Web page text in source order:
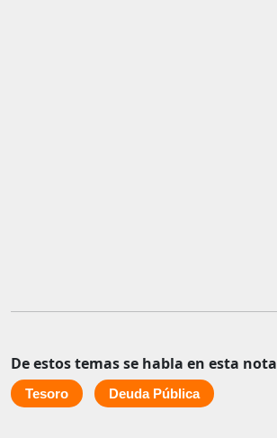
De estos temas se habla en esta nota
Tesoro Deuda Pública